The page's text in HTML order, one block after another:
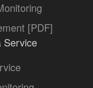
[PDF]
Service